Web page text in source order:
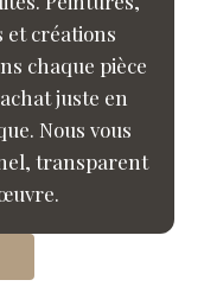
et créations
chaque pièce
juste en
Nous vous
transparent